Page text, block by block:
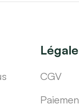
Légale
CGV